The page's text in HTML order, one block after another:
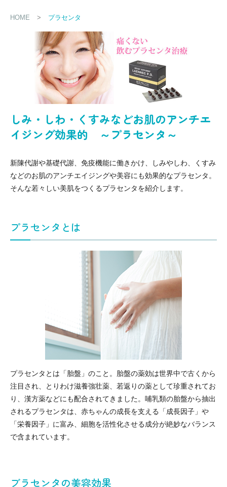
HOME > プラセンタ
しみ・しわ・くすみなどお肌のアンチエ
イジング効果的 ～プラセンタ～
新陳代謝や基礎代謝、免疫機能に働きかけ、しみやしわ、くすみ
などのお肌のアンチエイジングや美容にも効果的なプラセンタ。
そんな若々しい美肌をつくるプラセンタを紹介します。
プラセンタとは
プラセンタとは「胎盤」のこと。胎盤の薬効は世界中で古くから
注目され、とりわけ滋養強壮薬、若返りの薬として珍重されてお
り、漢方薬などにも配合されてきました。哺乳類の胎盤から抽出
されるプラセンタは、赤ちゃんの成長を支える「成長因子」や
「栄養因子」に富み、細胞を活性化させる成分が絶妙なバランス
で含まれています。
ブラセンタの美容効果